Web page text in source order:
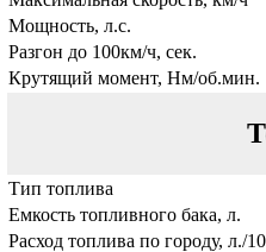
Мощность, л.с.
Разгон до 100км/ч, сек.
Крутящий момент, Нм/об.мин.
Тип топлива
Емкость топливного бака, л.
Расход топлива по городу, л./